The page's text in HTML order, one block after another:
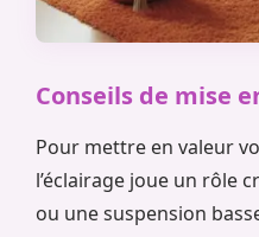
Conseils de mise
Pour mettre en valeur
l’éclairage joue un rôle
ou une suspension